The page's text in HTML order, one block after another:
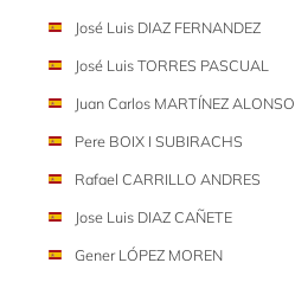
José Luis DIAZ FERNANDEZ
José Luis TORRES PASCUAL
Juan Carlos MARTÍNEZ ALONSO
Pere BOIX I SUBIRACHS
Rafael CARRILLO ANDRES
Jose Luis DIAZ CAÑETE
Gener LÓPEZ MOREN